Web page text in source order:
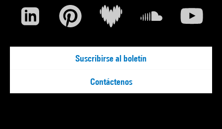
Suscribirse al boletín
Contáctenos